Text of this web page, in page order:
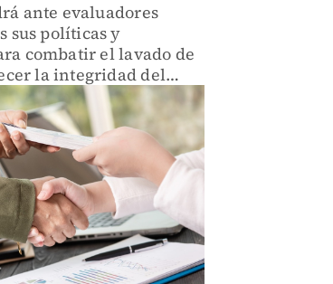
ante evaluadores
sus políticas y
combatir el lavado de
la integridad del